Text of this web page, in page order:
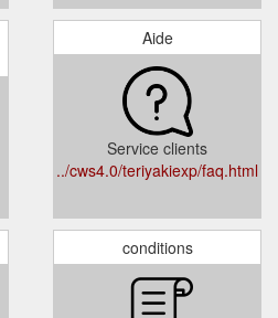
Aide
Service clients
../cws4.0/teriyakiexp/faq.html
conditions